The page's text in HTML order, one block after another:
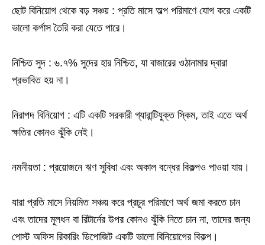
ছোট বিনিয়োগ থেকে বড় সঞ্চয় : প্রতি মাসে অল্প পরিমাণে যোগ করে একটি
ভালো কর্পাস তৈরি করা যেতে পারে।
নিশ্চিত সুদ : ৬.৭% সুদের হার নিশ্চিত, যা বাজারের ওঠানামার দ্বারা
প্রভাবিত হয় না।
নিরাপদ বিনিয়োগ : এটি একটি সরকারী গ্যারান্টিযুক্ত স্কিম, তাই এতে অর্থ
ক্ষতির কোনও ঝুঁকি নেই।
নমনীয়তা : প্রয়োজনে ঋণ সুবিধা এবং অকাল বন্ধের বিকল্পও পাওয়া যায়।
যারা প্রতি মাসে নিয়মিত সঞ্চয় করে প্রচুর পরিমাণে অর্থ জমা করতে চান
এবং তাদের মূলধন বা রিটার্নের উপর কোনও ঝুঁকি নিতে চান না, তাদের জন্য
পোস্ট অফিস রিকারিং ডিপোজিট একটি ভালো বিনিয়োগের বিকল্প।